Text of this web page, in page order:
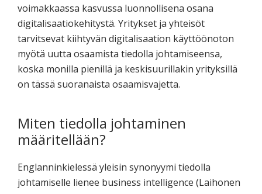
voimakkaassa kasvussa luonnollisena osana
digitalisaatiokehitystä. Yritykset ja yhteisöt
tarvitsevat kiihtyvän digitalisaation käyttöönoton
myötä uutta osaamista tiedolla johtamiseensa,
koska monilla pienillä ja keskisuurillakin yrityksillä
on tässä suoranaista osaamisvajetta.
Miten tiedolla johtaminen
määritellään?
Englanninkielessä yleisin synonyymi tiedolla
johtamiselle lienee business intelligence (Laihonen